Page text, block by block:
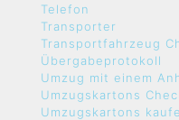
Telefon
Transporter
Transportfahrzeug
Übergabeprotokoll
Umzug mit einem
Umzugskartons
Umzugskartons